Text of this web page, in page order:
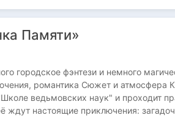
Памяти»
городское фэнтези и немного
романтика Сюжет и атмосфера
ведьмовских наук" и проходит
ждут настоящие приключения: